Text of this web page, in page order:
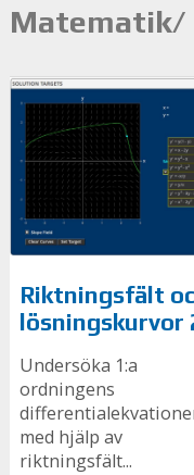
Matematik/
Riktningsfält
lösningskurvor
Undersöka 1:a
ordningens
med hjälp av
riktningsfält...